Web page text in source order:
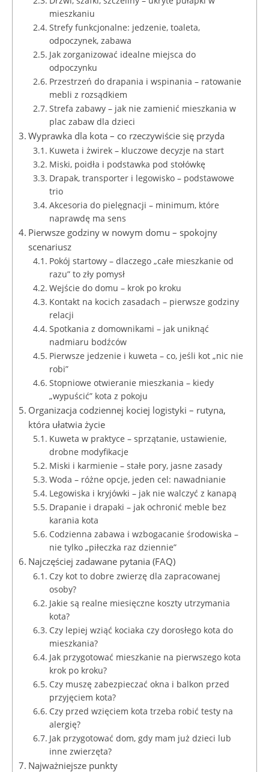
mieszkaniu
Strefy funkcjonalne: jedzenie, toaleta,
odpoczynek, zabawa
Jak zorganizować idealne miejsca do
odpoczynku
Przestrzeń do drapania i wspinania – ratowanie
mebli z rozsądkiem
Strefa zabawy – jak nie zamienić mieszkania w
plac zabaw dla dzieci
Wyprawka dla kota – co rzeczywiście się przyda
Kuweta i żwirek – kluczowe decyzje na start
Miski, poidła i podstawka pod stołówkę
Drapak, transporter i legowisko – podstawowe
trio
Akcesoria do pielęgnacji – minimum, które
naprawdę ma sens
Pierwsze godziny w nowym domu – spokojny
scenariusz
Pokój startowy – dlaczego „całe mieszkanie od
razu” to zły pomysł
Wejście do domu – krok po kroku
Kontakt na kocich zasadach – pierwsze godziny
relacji
Spotkania z domownikami – jak uniknąć
nadmiaru bodźców
Pierwsze jedzenie i kuweta – co, jeśli kot „nic nie
robi”
Stopniowe otwieranie mieszkania – kiedy
„wypuścić” kota z pokoju
Organizacja codziennej kociej logistyki – rutyna,
która ułatwia życie
Kuweta w praktyce – sprzątanie, ustawienie,
drobne modyfikacje
Miski i karmienie – stałe pory, jasne zasady
Woda – różne opcje, jeden cel: nawadnianie
Legowiska i kryjówki – jak nie walczyć z kanapą
Drapanie i drapaki – jak ochronić meble bez
karania kota
Codzienna zabawa i wzbogacanie środowiska –
nie tylko „piłeczka raz dziennie”
Najczęściej zadawane pytania (FAQ)
Czy kot to dobre zwierzę dla zapracowanej
osoby?
Jakie są realne miesięczne koszty utrzymania
kota?
Czy lepiej wziąć kociaka czy dorosłego kota do
mieszkania?
Jak przygotować mieszkanie na pierwszego kota
krok po kroku?
Czy muszę zabezpieczać okna i balkon przed
przyjęciem kota?
Czy przed wzięciem kota trzeba robić testy na
alergię?
Jak przygotować dom, gdy mam już dzieci lub
inne zwierzęta?
Najważniejsze punkty